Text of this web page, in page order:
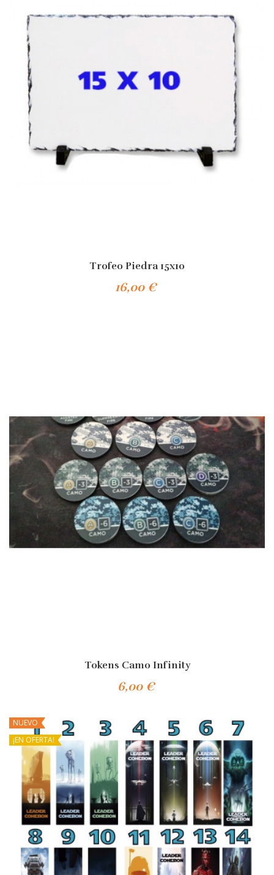
Trofeo Piedra 15x10
16,00 €
Tokens Camo Infinity
6,00 €
¡EN OFERTA!
NUEVO